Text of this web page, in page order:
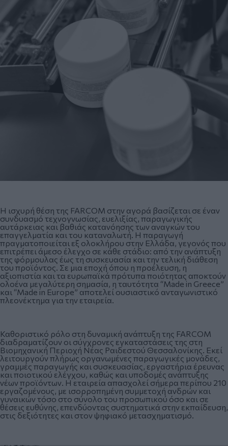
Η ισχυρή θέση της FARCOM στην αγορά βασίζεται σε έναν
συνδυασμό τεχνογνωσίας, ευελιξίας, παραγωγικής
αυτάρκειας και βαθιάς κατανόησης των αναγκών του
επαγγελματία και του καταναλωτή. Η παραγωγή
πραγματοποιείται εξ ολοκλήρου στην Ελλάδα, γεγονός που
επιτρέπει άμεσο έλεγχο σε κάθε στάδιο: από την ανάπτυξη
της φόρμουλας έως τη συσκευασία και την τελική διάθεση
του προϊόντος. Σε μια εποχή όπου η προέλευση, η
αξιοπιστία και τα ευρωπαϊκά πρότυπα ποιότητας αποκτούν
ολοένα μεγαλύτερη σημασία, η ταυτότητα “Made in Greece”
και “Made in Europe” αποτελεί ουσιαστικό ανταγωνιστικό
πλεονέκτημα για την εταιρεία.
Καθοριστικό ρόλο στη δυναμική ανάπτυξη της FARCOM
διαδραματίζουν οι σύγχρονες εγκαταστάσεις της στη
Βιομηχανική Περιοχή Νέας Ραιδεστού Θεσσαλονίκης. Εκεί
λειτουργούν πλήρως οργανωμένες παραγωγικές μονάδες,
γραμμές παραγωγής και συσκευασίας, εργαστήρια έρευνας
και ποιοτικού ελέγχου, καθώς και υποδομές ανάπτυξης
νέων προϊόντων. Η εταιρεία απασχολεί σήμερα περίπου 210
εργαζομένους, με ισορροπημένη συμμετοχή ανδρών και
γυναικών τόσο στο σύνολο του προσωπικού όσο και σε
θέσεις ευθύνης, επενδύοντας συστηματικά στην εκπαίδευση,
στις δεξιότητες και στον ψηφιακό μετασχηματισμό.